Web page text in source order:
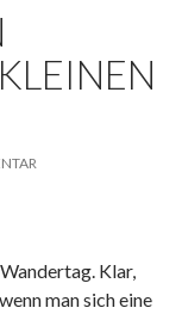
Klar,
man sich eine